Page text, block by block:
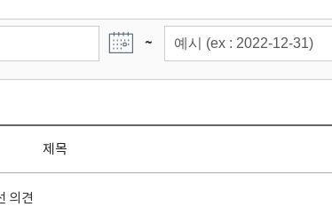
~
제목
의견